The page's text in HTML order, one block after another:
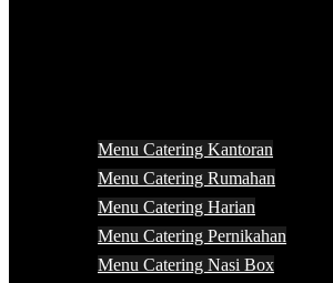
Menu Catering Kantoran
Menu Catering Rumahan
Menu Catering Harian
Menu Catering Pernikahan
Menu Catering Nasi Box